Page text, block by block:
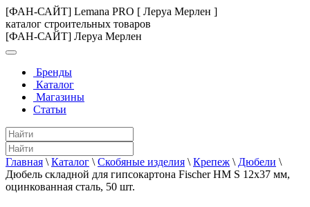
[ФАН-САЙТ] Lemana PRO [ Леруа Мерлен ]
каталог строительных товаров
[ФАН-САЙТ] Леруа Мерлен
Бренды
Каталог
Магазины
Статьи
Главная \ Каталог \ Скобяные изделия \ Крепеж \ Дюбели \
Дюбель складной для гипсокартона Fischer HM S 12x37 мм,
оцинкованная сталь, 50 шт.